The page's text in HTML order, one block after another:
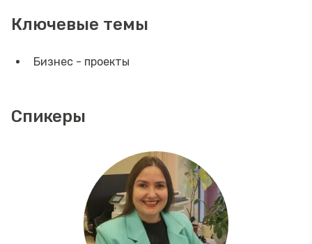
Ключевые темы
Бизнес - проекты
Спикеры